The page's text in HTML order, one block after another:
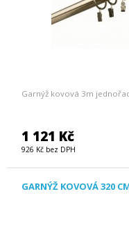
Garnýž kovová 3m
1 121 Kč
926 Kč bez DPH
GARNÝŽ KOVOVÁ 320